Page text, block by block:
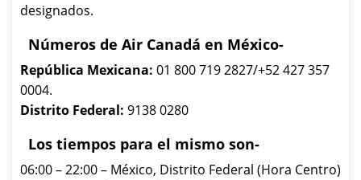
designados.
Números de Air Canadá en México-
República Mexicana: 01 800 719 2827/+52 427 357
0004.
Distrito Federal: 9138 0280
Los tiempos para el mismo son-
06:00 – 22:00 – México, Distrito Federal (Hora Centro)